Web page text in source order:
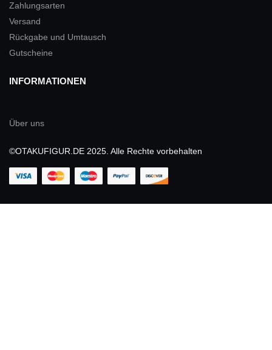
Zahlungsarten
Versand
Rückgabe und Umtausch
Gutscheine
INFORMATIONEN
Über uns
©OTAKUFIGUR.DE 2025. Alle Rechte vorbehalten